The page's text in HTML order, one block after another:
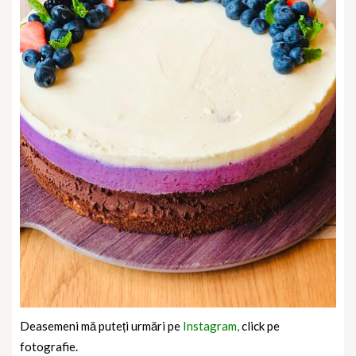
Deasemeni mă puteți urmări pe Instagram,click pe
fotografie.